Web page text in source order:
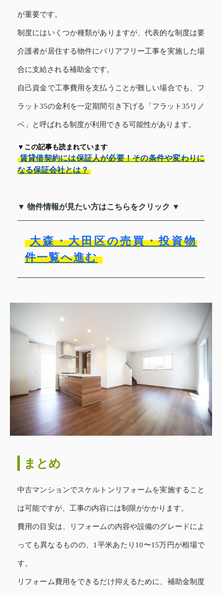
が重要です。
制度にはいくつか種類がありますが、代表的な制度は要
介護者が居住する物件にバリアフリー工事を実施した場
合に支給される補助金です。
自己資金で工事費用を支払うことが難しい場合でも、フ
ラット35の金利を一定期間引き下げる「フラット35リノ
ベ」と呼ばれる制度が利用できる可能性があります。
▼この記事も読まれています
賃貸借契約には保証人が必要！その条件や変わりに
なる保証会社とは？
▼ 物件情報が見たい方はこちらをクリック ▼
大森・大田区の売買・投資物
件一覧へ進む
まとめ
中古マンションでスケルトンリフォームを実施すること
は可能ですが、工事の内容には制限がかかります。
費用の目安は、リフォームの内容や設備のグレードによ
っても異なるものの、1平米あたり10〜15万円が相場で
す。
リフォーム費用をできるだけ抑えるために、補助金制度